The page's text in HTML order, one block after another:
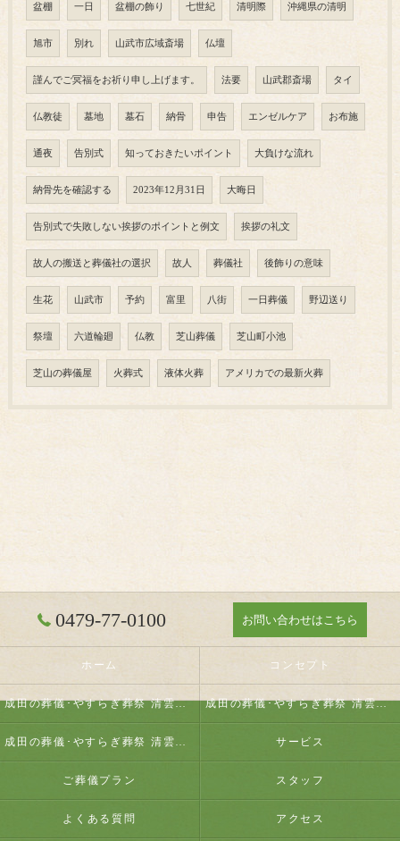
盆棚 一日 盆棚の飾り 七世紀 清明際 沖縄県の清明
旭市 別れ 山武市広域斎場 仏壇
謹んでご冥福をお祈り申し上げます。 法要 山武郡斎場 タイ
仏教徒 墓地 墓石 納骨 申告 エンゼルケア お布施
通夜 告別式 知っておきたいポイント 大負けな流れ
納骨先を確認する 2023年12月31日 大晦日
告別式で失敗しない挨拶のポイントと例文 挨拶の礼文
故人の搬送と葬儀社の選択 故人 葬儀社 後飾りの意味
生花 山武市 予約 富里 八街 一日葬儀 野辺送り
祭壇 六道輪廻 仏教 芝山葬儀 芝山町小池
芝山の葬儀屋 火葬式 液体火葬 アメリカでの最新火葬
0479-77-0100 お問い合わせはこちら
ホーム コンセプト
成田の葬儀･やすらぎ葬祭 清雲の口コミ情報 成田の葬儀･やすらぎ葬祭 清雲の評判
成田の葬儀･やすらぎ葬祭 清雲のお客様の声 サービス
ご葬儀プラン スタッフ
よくある質問 アクセス